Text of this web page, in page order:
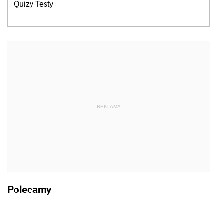
Quizy Testy
REKLAMA
Polecamy